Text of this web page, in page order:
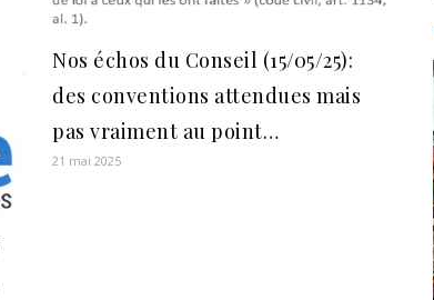
Nos échos du Conseil (15/05/25):
des conventions attendues mais
pas vraiment au point…
21 mai 2025